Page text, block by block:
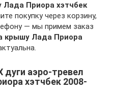
Лада Приора хэтчбек
покупку через корзину,
— мы примем заказ
крышу Лада Приора
дуги аэро-тревел
хэтчбек 2008-